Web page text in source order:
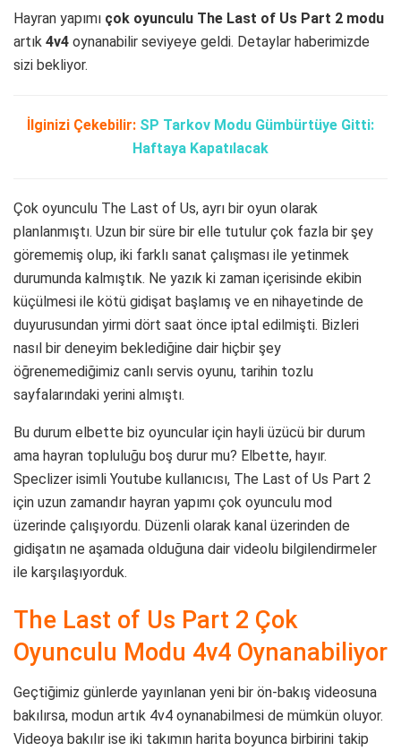
Hayran yapımı çok oyunculu The Last of Us Part 2 modu
artık 4v4 oynanabilir seviyeye geldi. Detaylar haberimizde
sizi bekliyor.
İlginizi Çekebilir: SP Tarkov Modu Gümbürtüye Gitti:
Haftaya Kapatılacak
Çok oyunculu The Last of Us, ayrı bir oyun olarak
planlanmıştı. Uzun bir süre bir elle tutulur çok fazla bir şey
görememiş olup, iki farklı sanat çalışması ile yetinmek
durumunda kalmıştık. Ne yazık ki zaman içerisinde ekibin
küçülmesi ile kötü gidişat başlamış ve en nihayetinde de
duyurusundan yirmi dört saat önce iptal edilmişti. Bizleri
nasıl bir deneyim beklediğine dair hiçbir şey
öğrenemediğimiz canlı servis oyunu, tarihin tozlu
sayfalarındaki yerini almıştı.
Bu durum elbette biz oyuncular için hayli üzücü bir durum
ama hayran topluluğu boş durur mu? Elbette, hayır.
Speclizer isimli Youtube kullanıcısı, The Last of Us Part 2
için uzun zamandır hayran yapımı çok oyunculu mod
üzerinde çalışıyordu. Düzenli olarak kanal üzerinden de
gidişatın ne aşamada olduğuna dair videolu bilgilendirmeler
ile karşılaşıyorduk.
The Last of Us Part 2 Çok
Oyunculu Modu 4v4 Oynanabiliyor
Geçtiğimiz günlerde yayınlanan yeni bir ön-bakış videosuna
bakılırsa, modun artık 4v4 oynanabilmesi de mümkün oluyor.
Videoya bakılır ise iki takımın harita boyunca birbirini takip